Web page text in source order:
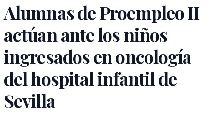
Alumnas de Proempleo II
actúan ante los niños
ingresados en oncología
del hospital infantil de
Sevilla